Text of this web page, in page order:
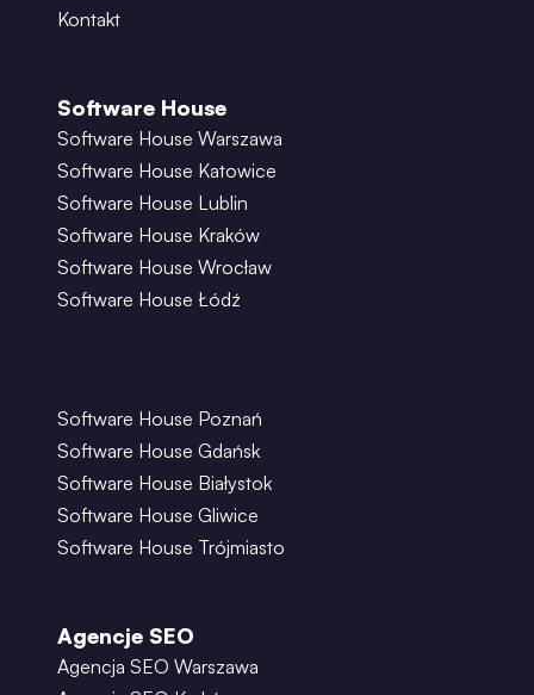
Kontakt
Software House
Software House Warszawa
Software House Katowice
Software House Lublin
Software House Kraków
Software House Wrocław
Software House Łódź
Software House Poznań
Software House Gdańsk
Software House Białystok
Software House Gliwice
Software House Trójmiasto
Agencje SEO
Agencja SEO Warszawa